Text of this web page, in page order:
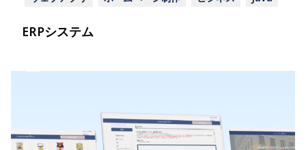
ERPシステム